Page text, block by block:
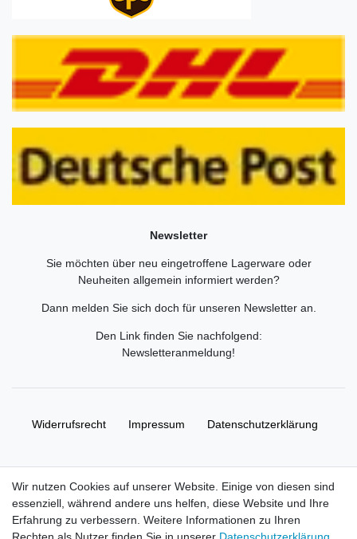
Newsletter
Sie möchten über neu eingetroffene Lagerware oder
Neuheiten allgemein informiert werden?
Dann melden Sie sich doch für unseren Newsletter an.
Den Link finden Sie nachfolgend:
Newsletteranmeldung!
Widerrufs­recht Impressum Daten­schutz­erklärung
© Copyright 2026 | Alle Rechte vorbehalten. HL-
Handelsgesellschaft mbH.
Wir nutzen Cookies auf unserer Website. Einige von diesen sind
essenziell, während andere uns helfen, diese Website und Ihre
Erfahrung zu verbessern. Weitere Informationen zu Ihren